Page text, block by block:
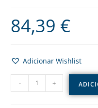
84,39 €
Adicionar Wishlist
- +